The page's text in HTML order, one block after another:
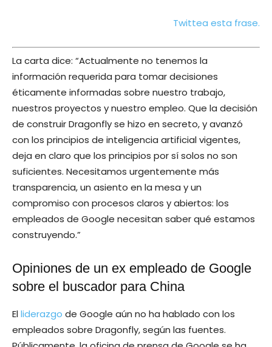
Twittea esta frase.
La carta dice: “Actualmente no tenemos la
información requerida para tomar decisiones
éticamente informadas sobre nuestro trabajo,
nuestros proyectos y nuestro empleo. Que la decisión
de construir Dragonfly se hizo en secreto, y avanzó
con los principios de inteligencia artificial vigentes,
deja en claro que los principios por sí solos no son
suficientes. Necesitamos urgentemente más
transparencia, un asiento en la mesa y un
compromiso con procesos claros y abiertos: los
empleados de Google necesitan saber qué estamos
construyendo.”
Opiniones de un ex empleado de Google
sobre el buscador para China
Elliderazgo de Google aún no ha hablado con los
empleados sobre Dragonfly, según las fuentes.